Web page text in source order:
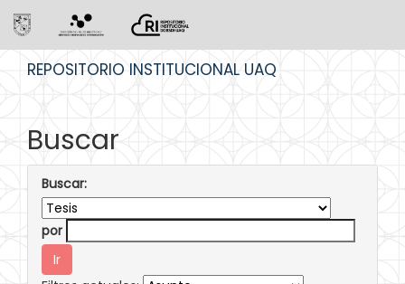
REPOSITORIO INSTITUCIONAL UAQ
Buscar
Buscar:
por